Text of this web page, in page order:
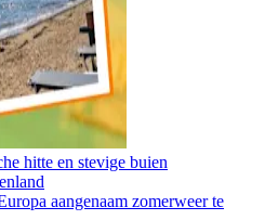
hitte en stevige buien
aangenaam zomerweer te